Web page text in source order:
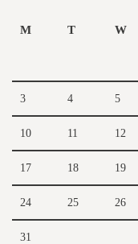
M T W
3 4 5
10 11 12
17 18 19
24 25 26
31